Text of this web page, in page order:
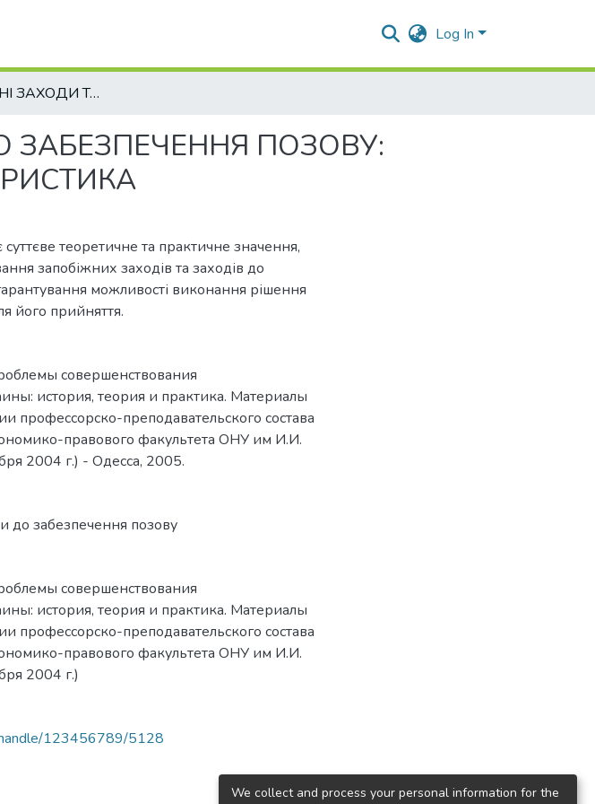
Log In
ЗАПОБІЖНІ ЗАХОДИ ТА ЗАХОДИ ДО ЗАБЕЗПЕЧЕННЯ ПОЗОВУ: ПОРІВНЯЛЬНО-ПРАВОВА ХАРАКТЕРИСТИКА
ЗАБЕЗПЕЧЕННЯ ПОЗОВУ:
теоретичне та практичне значення,
запобіжних заходів та заходів до
можливості виконання рішення
його прийняття.
совершенствования
история, теория и практика. Материалы
профессорско-преподавательского состава
правового факультета ОНУ им И.И.
2004 г.) - Одесса, 2005.
до забезпечення позову
совершенствования
история, теория и практика. Материалы
профессорско-преподавательского состава
правового факультета ОНУ им И.И.
2004 г.)
123456789/5128
We collect and process your personal information for the